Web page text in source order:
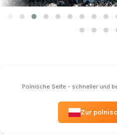
Polnische Seite – schneller und
Zur